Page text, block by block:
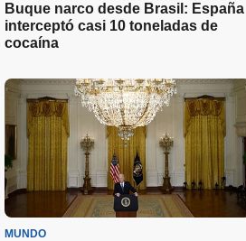
Buque narco desde Brasil: España
interceptó casi 10 toneladas de
cocaína
MUNDO